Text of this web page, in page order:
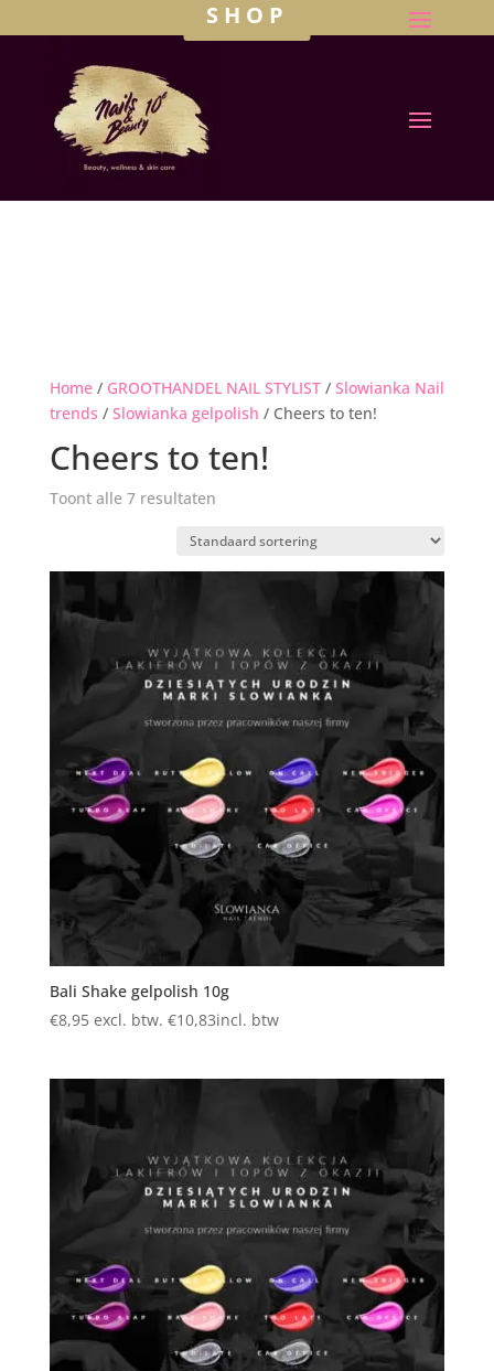
SHOP
Home/ GROOTHANDEL NAIL STYLIST/ Slowianka Nail
trends / Slowianka gelpolish / Cheers to ten!
Cheers to ten!
Toont alle 7 resultaten
Bali Shake gelpolish 10g
€8,95 excl. btw. €10,83incl. btw